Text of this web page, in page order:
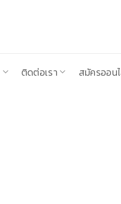
ติดต่อเรา สมัครออน